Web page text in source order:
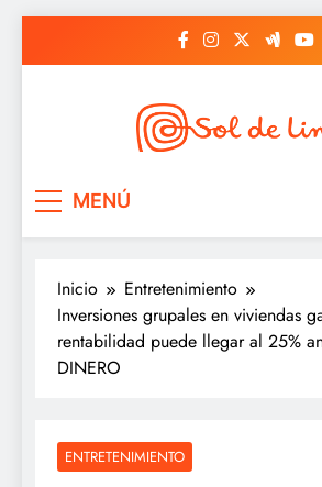
MENÚ
Inicio
Entretenimiento
Inversiones grupales en viviendas
rentabilidad puede llegar al 25%
DINERO
ENTRETENIMIENTO